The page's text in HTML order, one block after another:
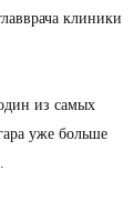
клиники
из самых
уже больше